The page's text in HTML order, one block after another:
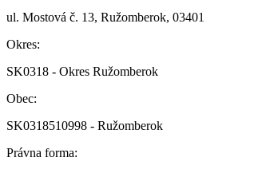
ul. Mostová č. 13, Ružomberok, 03401
Okres:
SK0318 - Okres Ružomberok
Obec:
SK0318510998 - Ružomberok
Právna forma: